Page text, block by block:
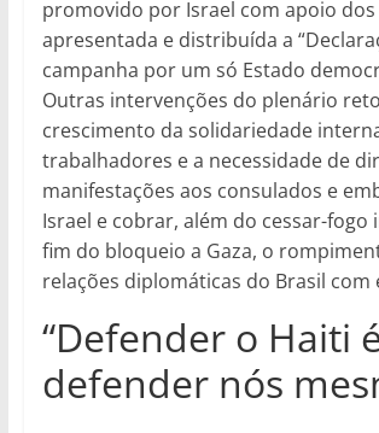
promovido por Israel com apoio dos
apresentada e distribuída a
campanha por um só Estado
Outras intervenções do plenário
crescimento da solidariedade
trabalhadores e a necessidade de
manifestações aos consulados e
Israel e cobrar, além do cessar-fogo
fim do bloqueio a Gaza, o
relações diplomáticas do Brasil com
“Defender o Haiti
defender nós